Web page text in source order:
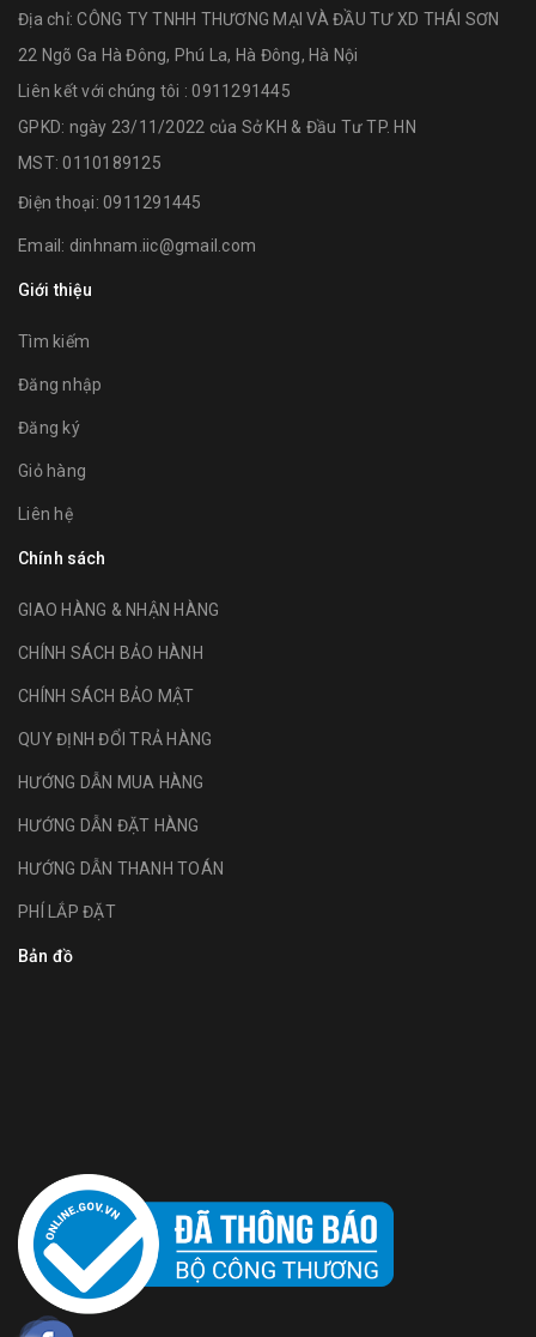
Địa chỉ:CÔNG TY TNHH THƯƠNG MẠI VÀ ĐẦU TƯ XD THÁI SƠN
22 Ngõ Ga Hà Đông, Phú La, Hà Đông, Hà Nội
Liên kết với chúng tôi : 0911291445
GPKD: ngày 23/11/2022 của Sở KH & Đầu Tư TP. HN
MST: 0110189125
Điện thoại: 0911291445
Email: dinhnam.iic@gmail.com
Giới thiệu
Tìm kiếm
Đăng nhập
Đăng ký
Giỏ hàng
Liên hệ
Chính sách
GIAO HÀNG & NHẬN HÀNG
CHÍNH SÁCH BẢO HÀNH
CHÍNH SÁCH BẢO MẬT
QUY ĐỊNH ĐỔI TRẢ HÀNG
HƯỚNG DẪN MUA HÀNG
HƯỚNG DẪN ĐẶT HÀNG
HƯỚNG DẪN THANH TOÁN
PHÍ LẮP ĐẶT
Bản đồ